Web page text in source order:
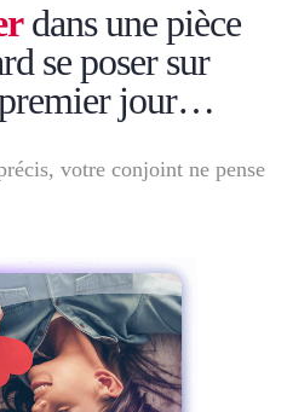
dans une pièce
se poser sur
jour…
votre conjoint ne pense